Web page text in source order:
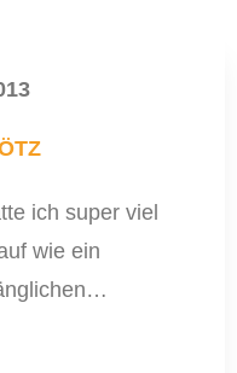
ich super viel
wie ein